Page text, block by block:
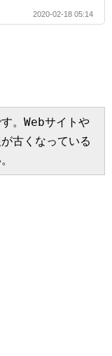
2020-02-18 05:14
。Webサイトや
古くなっている